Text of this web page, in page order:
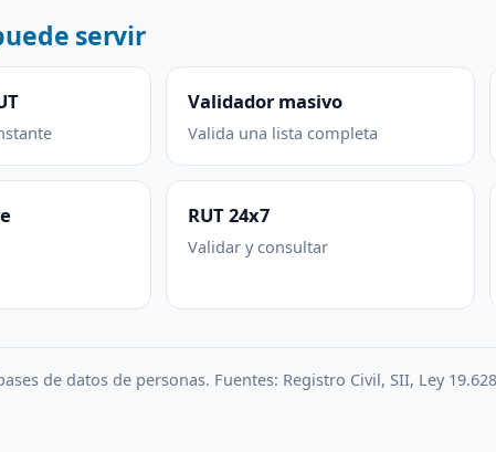
servir
Validador masivo
Valida una lista completa
RUT 24x7
Validar y consultar
de datos de personas. Fuentes: Registro Civil, SII, Ley